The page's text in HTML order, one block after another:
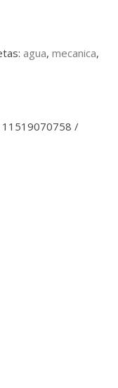
agua, mecanica,
/